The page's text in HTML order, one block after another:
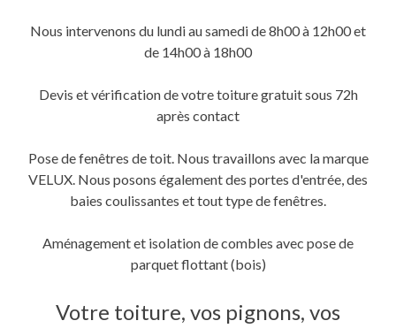
fenêtre)
Nous intervenons du lundi au samedi de 8h00 à 12h00 et
de 14h00 à 18h00
Devis et vérification de votre toiture gratuit sous 72h
après contact
Pose de fenêtres de toit. Nous travaillons avec la marque
VELUX. Nous posons également des portes d'entrée, des
baies coulissantes et tout type de fenêtres.
Aménagement et isolation de combles avec pose de
parquet flottant (bois)
Votre toiture, vos pignons, vos